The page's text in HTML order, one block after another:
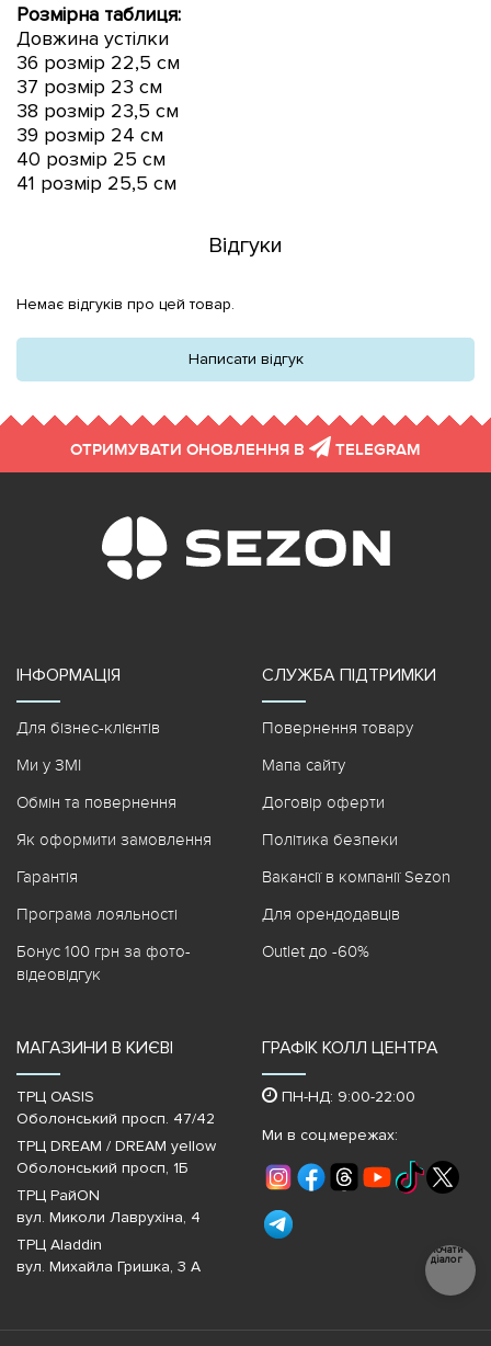
Розмірна таблиця:
Довжина устілки
36 розмір 22,5 см
37 розмір 23 см
38 розмір 23,5 см
39 розмір 24 см
40 розмір 25 см
41 розмір 25,5 см
Відгуки
Немає відгуків про цей товар.
Написати відгук
ОТРИМУВАТИ ОНОВЛЕННЯ В TELEGRAM
ІНФОРМАЦІЯ
Для бізнес-клієнтів
Ми у ЗМІ
Обмін та повернення
Як оформити замовлення
Гарантія
Програма лояльності
Бонус 100 грн за фото-
відеовідгук
СЛУЖБА ПІДТРИМКИ
Повернення товару
Мапа сайту
Договір оферти
Політика безпеки
Вакансії в компанії Sezon
Для орендодавців
Outlet до -60%
МАГАЗИНИ В КИЄВІ
ТРЦ OASIS
Оболонський просп. 47/42
ТРЦ DREAM / DREAM yellow
Оболонський просп, 1Б
ТРЦ РайON
вул. Миколи Лаврухіна, 4
ТРЦ Aladdin
вул. Михайла Гришка, 3 А
ГРАФІК КОЛЛ ЦЕНТРА
ПН-НД: 9:00-22:00
Ми в соц.мережах:
Почати
діалог